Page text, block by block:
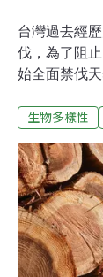
台灣過去經
伐，為了阻
始全面禁伐
方公尺，但
較大規模的
是必須仰賴
永續標章認
分來自熱帶
態，也逐漸
在必行。林
生物多樣性